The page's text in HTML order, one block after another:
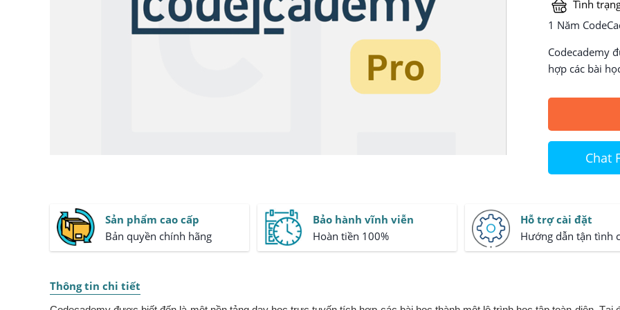
Tình
1 Năm
Codecademy
hợp các bài
Chat
Sản phẩm cao cấp
Bản quyền chính hãng
Bảo hành vĩnh viễn
Hoàn tiền 100%
Hỗ trợ cài đặt
Hướng dẫn tận tình
Thông tin chi tiết